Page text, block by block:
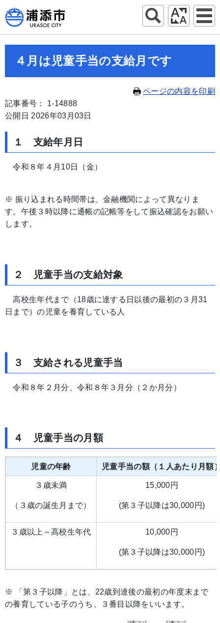
４月は児童手当の支給月です
ページの内容を印刷
記事番号： 1-14888
公開日 2026年03月03日
１ 支給年月日
令和８年４月10日（金）
※ 振り込まれる時間帯は、金融機関によって異なりま
す。午後３時以降に通帳の記帳等をして振込確認をお願い
します。
２ 児童手当の支給対象
高校生年代まで（18歳に達する日以後の最初の３月31
日まで）の児童を養育している人
３ 支給される児童手当
令和８年２月分、令和８年３月分（２か月分）
４ 児童手当の月額
児童の年齢 児童手当の額（１人あたり月額
３歳未満
（３歳の誕生月まで）
15,000円
(第３子以降は30,000円)
３歳以上～高校生年代 10,000円
(第３子以降は30,000円)
※ 「第３子以降」とは、22歳到達後の最初の年度末まで
の養育している子のうち、３番目以降をいいます。